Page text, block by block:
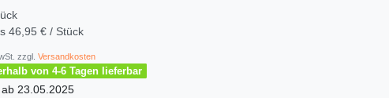
46,95 € / Stück
zzgl. Versandkosten
von 4-6 Tagen lieferbar
23.05.2025